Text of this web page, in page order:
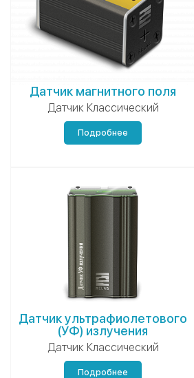
Датчик магнитного поля
Датчик Классический
Подробнее
Датчик ультрафиолетового
(УФ) излучения
Датчик Классический
Подробнее